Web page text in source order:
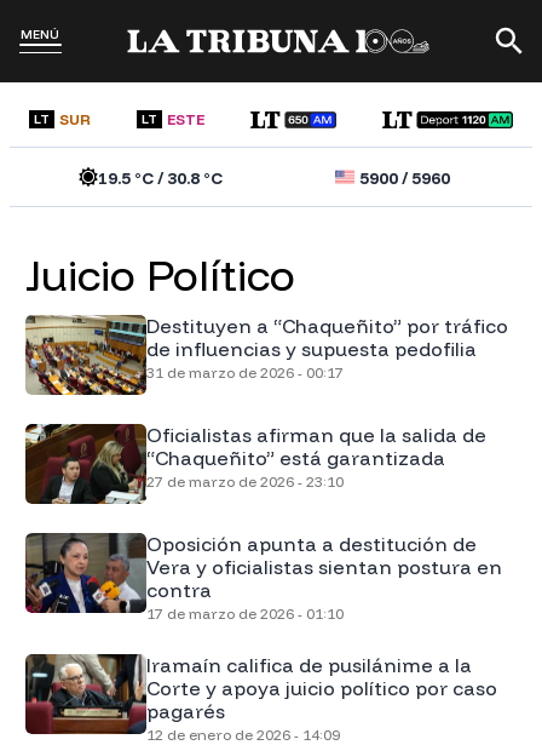
MENÚ
LT SUR LT ESTE
19.5°C /30.8°C 5900/5960
Juicio Político
Destituyen a “Chaqueñito” por tráfico
de influencias y supuesta pedofilia
31 de marzo de 2026 - 00:17
Oficialistas afirman que la salida de
“Chaqueñito” está garantizada
27 de marzo de 2026 - 23:10
Oposición apunta a destitución de
Vera y oficialistas sientan postura en
contra
17 de marzo de 2026 - 01:10
Iramaín califica de pusilánime a la
Corte y apoya juicio político por caso
pagarés
12 de enero de 2026 - 14:09